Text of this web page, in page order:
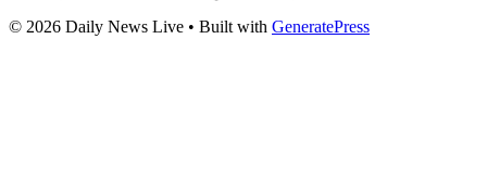
© 2026 Daily News Live • Built with GeneratePress